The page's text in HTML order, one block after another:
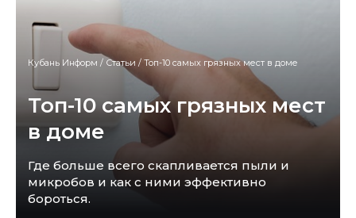
Кубань Информ / Статьи / Топ-10 самых грязных мест в доме
Топ-10 самых грязных мест
в доме
Где больше всего скапливается пыли и
микробов и как с ними эффективно
бороться.